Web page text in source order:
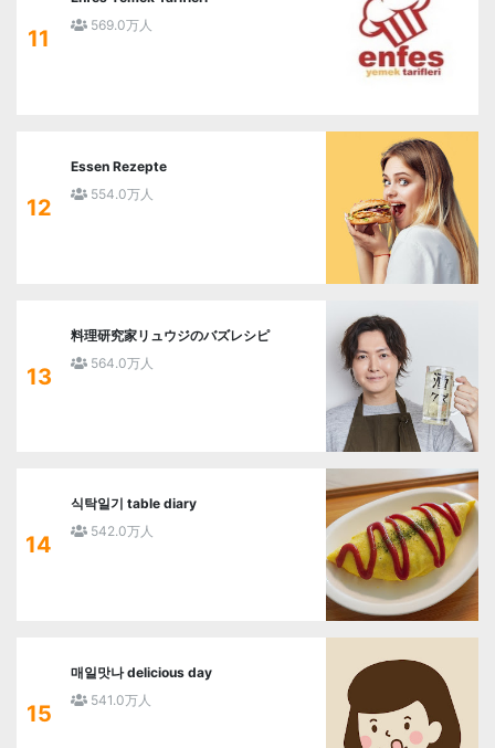
11
569.0万人
12
Essen Rezepte
554.0万人
13
料理研究家リュウジのバズレシピ
564.0万人
14
식탁일기 table diary
542.0万人
15
매일맛나 delicious day
541.0万人